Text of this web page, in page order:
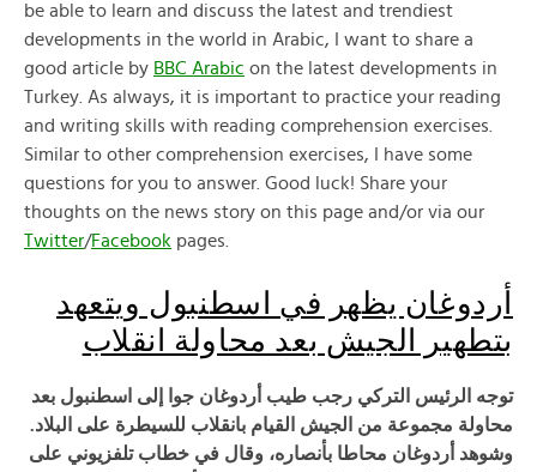
be able to learn and discuss the latest and trendiest
developments in the world in Arabic, I want to share a
good article by BBC Arabic on the latest developments in
Turkey. As always, it is important to practice your reading
and writing skills with reading comprehension exercises.
Similar to other comprehension exercises, I have some
questions for you to answer. Good luck! Share your
thoughts on the news story on this page and/or via our
Twitter/Facebook pages.
أردوغان يظهر في اسطنبول ويتعهد
بتطهير الجيش بعد محاولة انقلاب
توجه الرئيس التركي رجب طيب أردوغان جوا إلى اسطنبول بعد
محاولة مجموعة من الجيش القيام بانقلاب للسيطرة على البلاد.
وشوهد أردوغان محاطا بأنصاره، وقال في خطاب تلفزيوني على